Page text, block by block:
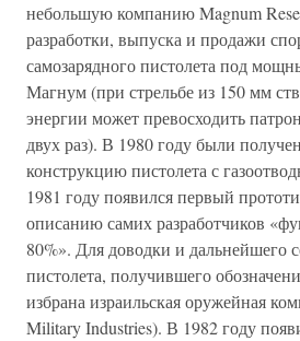
небольшую компанию Magnum
разработки, выпуска и продажи
самозарядного пистолета под
Магнум (при стрельбе из 150 мм
энергии может превосходить
двух раз). В 1980 году были
конструкцию пистолета с
1981 году появился первый
описанию самих разработчиков
80%». Для доводки и дальнейшего
пистолета, получившего
избрана израильская оружейная
Military Industries). В 1982 году